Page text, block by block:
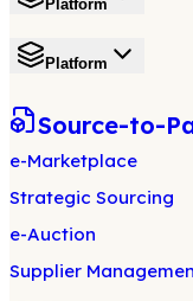
Platform
Platform
Source-to-
e-Marketplace
Strategic Sourcing
e-Auction
Supplier